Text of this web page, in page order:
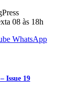
08 às 18h
WhatsApp
Issue 19